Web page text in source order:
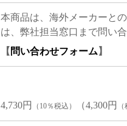
本商品は、海外メーカーと
は、弊社担当窓口まで問い合
【 問い合わせフォーム 】
4,730円 （10％税込） （4,300円